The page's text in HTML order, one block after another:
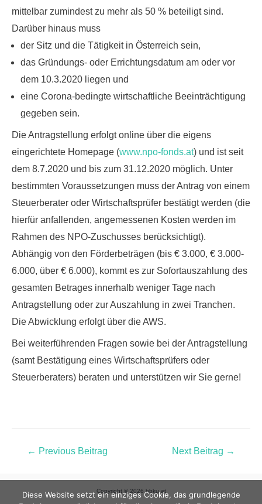
mittelbar zumindest zu mehr als 50 % beteiligt sind.
Darüber hinaus muss
der Sitz und die Tätigkeit in Österreich sein,
das Gründungs- oder Errichtungsdatum am oder vor
dem 10.3.2020 liegen und
eine Corona-bedingte wirtschaftliche Beeinträchtigung
gegeben sein.
Die Antragstellung erfolgt online über die eigens
eingerichtete Homepage (www.npo-fonds.at) und ist seit
dem 8.7.2020 und bis zum 31.12.2020 möglich. Unter
bestimmten Voraussetzungen muss der Antrag von einem
Steuerberater oder Wirtschaftsprüfer bestätigt werden (die
hierfür anfallenden, angemessenen Kosten werden im
Rahmen des NPO-Zuschusses berücksichtigt).
Abhängig von den Förderbeträgen (bis € 3.000, € 3.000-
6.000, über € 6.000), kommt es zur Sofortauszahlung des
gesamten Betrages innerhalb weniger Tage nach
Antragstellung oder zur Auszahlung in zwei Tranchen.
Die Abwicklung erfolgt über die AWS.
Bei weiterführenden Fragen sowie bei der Antragstellung
(samt Bestätigung eines Wirtschaftsprüfers oder
Steuerberaters) beraten und unterstützen wir Sie gerne!
← Previous Beitrag Next Beitrag →
Copyright © 2026 bbku.at
Diese Website setzt ein einziges Cookie, das grundlegende